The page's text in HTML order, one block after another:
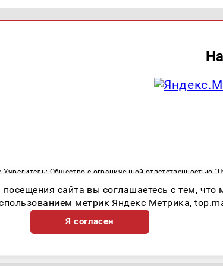
Общество с ограниченной ответственностью
надзору в сфере связи, информационных технологий и
номер СМИ ЭЛ № ФС 77 - 82534 от 21.01.2022
сайта вы соглашаетесь с тем,
метрик Яндекс Метрика,
Я согласен